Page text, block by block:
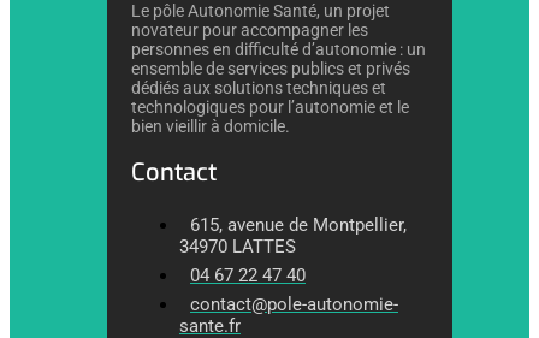
Le pôle Autonomie Santé, un projet
novateur pour accompagner les
personnes en difficulté d’autonomie : un
ensemble de services publics et privés
dédiés aux solutions techniques et
technologiques pour l’autonomie et le
bien vieillir à domicile.
Contact
615, avenue de Montpellier,
34970 LATTES
04 67 22 47 40
contact@pole-autonomie-
sante.fr